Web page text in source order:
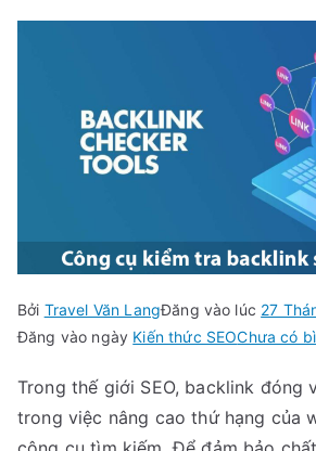
Bởi Travel Văn LangĐăng vào lúc 27
Đăng vào ngày Kiến thức SEOChưa có
Trong thế giới SEO, backlink đóng
trong việc nâng cao thứ hạng của